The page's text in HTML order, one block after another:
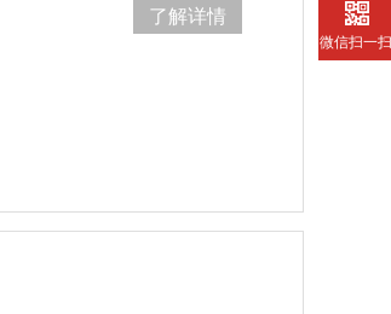
了解详情
微信扫一扫